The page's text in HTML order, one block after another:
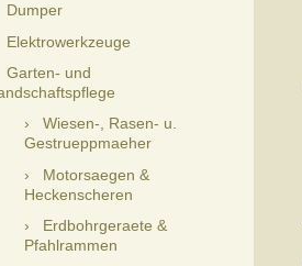
Dumper
Elektrowerkzeuge
Garten- und
Wiesen-, Rasen- u.
Gestrueppmaeher
Motorsaegen &
Heckenscheren
Erdbohrgeraete &
Pfahlrammen